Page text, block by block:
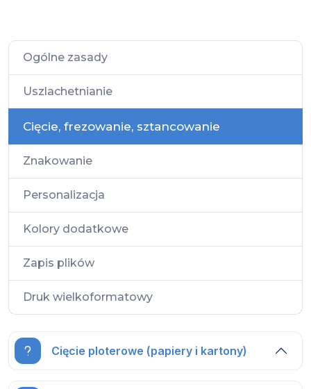
Ogólne zasady
Uszlachetnianie
Cięcie, frezowanie, sztancowanie
Znakowanie
Personalizacja
Kolory dodatkowe
Zapis plików
Druk wielkoformatowy
Cięcie ploterowe (papiery i kartony)